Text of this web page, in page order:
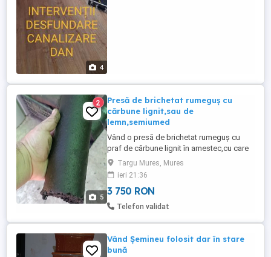
4
5
2
Presă de brichetat rumeguș cu
cărbune lignit,sau de
lemn,semiumed
Vând o presă de brichetat rumeguș cu
praf de cărbune lignit în amestec,cu care
se poate bricheta orice material ce arde
pe foc,semiumed ,împreună cu praf de
cărbune lignit. Lignitul ,poate îmbunătăți
calitatea brichetelor. Se adaugă 20-30%
praf în rest rumeguș,paie sau orice alt tip
Targu Mures, Mures
ieri 21:36
3 750 RON
Telefon validat
Vând Șemineu folosit dar în stare
bună